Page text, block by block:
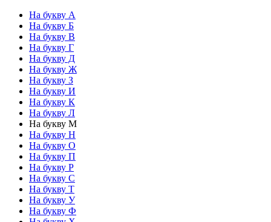
На букву А
На букву Б
На букву В
На букву Г
На букву Д
На букву Ж
На букву З
На букву И
На букву К
На букву Л
На букву М
На букву Н
На букву О
На букву П
На букву Р
На букву С
На букву Т
На букву У
На букву Ф